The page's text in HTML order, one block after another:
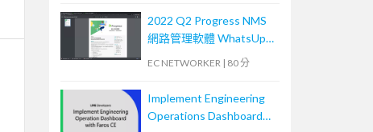
2022 Q2 Progress NMS
網路管理軟體 WhatsUp
Gold 新版功能培訓課程
EC NETWORKER | 80 分
Implement Engineering
Operations Dashboard